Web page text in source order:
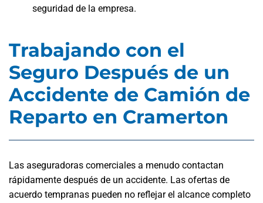
seguridad de la empresa.
Trabajando con el
Seguro Después de un
Accidente de Camión de
Reparto en Cramerton
Las aseguradoras comerciales a menudo contactan
rápidamente después de un accidente. Las ofertas de
acuerdo tempranas pueden no reflejar el alcance completo